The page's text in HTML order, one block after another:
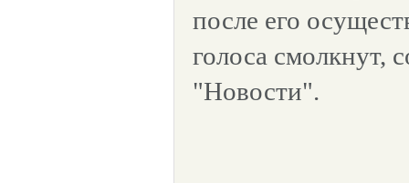
после его
голоса смолкнут,
"Новости".